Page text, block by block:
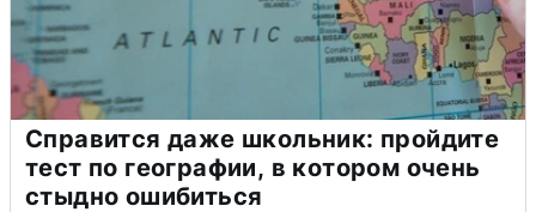
Справится даже школьник: пройдите
тест по географии, в котором очень
стыдно ошибиться